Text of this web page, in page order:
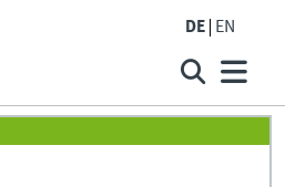
DE EN